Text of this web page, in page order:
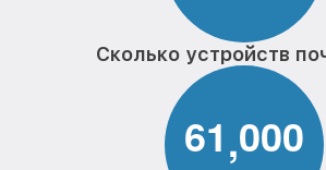
Сколько устройств
61,000